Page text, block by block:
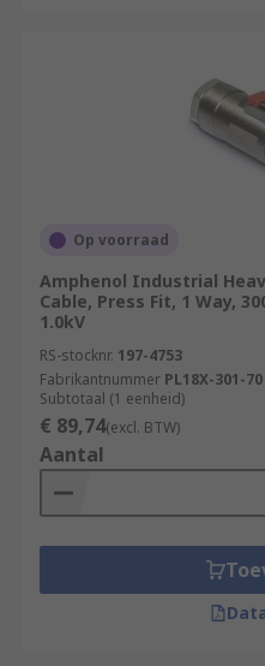
Op voorraad
Amphenol Industrial
Cable, Press Fit, 1 Way,
1.0kV
RS-stocknr. 197-4753
Fabrikantnummer PL18X-301-70
Subtotaal (1 eenheid)
€ 89,74(excl. BTW)
Aantal